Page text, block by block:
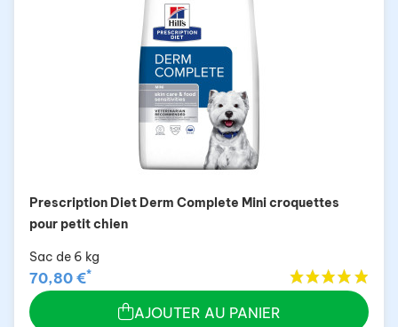
Prescription Diet Derm Complete Mini croquettes
pour petit chien
Sac de 6 kg
70,80 €*
AJOUTER AU PANIER